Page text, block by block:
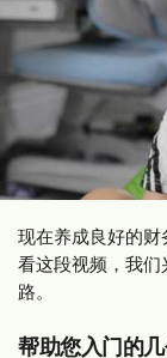
现在养成良好的财
看这段视频，我们
路。
帮助您入门的